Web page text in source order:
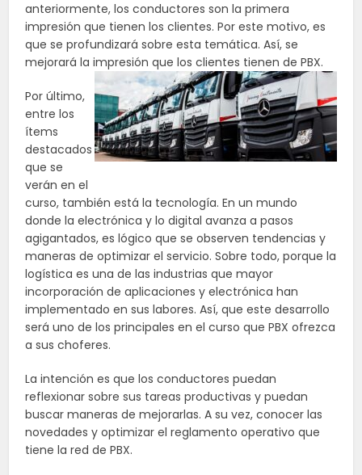
anteriormente, los conductores son la primera
impresión que tienen los clientes. Por este motivo, es
que se profundizará sobre esta temática. Así, se
mejorará la impresión que losclientes tienen de PBX.
Por último,
entre los
ítems
destacados
que se
verán en el
curso, también está la tecnología. En un mundo
donde la electrónica y lo digital avanza a pasos
agigantados, es lógico que se observen tendencias y
maneras de optimizar el servicio. Sobre todo, porque la
logística es una de las industrias que mayor
incorporación de aplicaciones y electrónica han
implementado en sus labores. Así, que este desarrollo
será uno de los principales en el curso que PBX ofrezca
a sus choferes.
La intención es que los conductores puedan
reflexionar sobre sus tareas productivas y puedan
buscar maneras de mejorarlas. A su vez, conocer las
novedades y optimizar el reglamento operativo que
tiene la red de PBX.